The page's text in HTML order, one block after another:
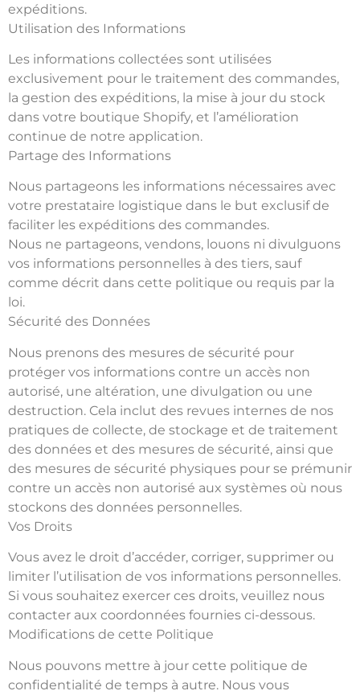
expéditions.
Utilisation des Informations
Les informations collectées sont utilisées
exclusivement pour le traitement des commandes,
la gestion des expéditions, la mise à jour du stock
dans votre boutique Shopify, et l’amélioration
continue de notre application.
Partage des Informations
Nous partageons les informations nécessaires avec
votre prestataire logistique dans le but exclusif de
faciliter les expéditions des commandes.
Nous ne partageons, vendons, louons ni divulguons
vos informations personnelles à des tiers, sauf
comme décrit dans cette politique ou requis par la
loi.
Sécurité des Données
Nous prenons des mesures de sécurité pour
protéger vos informations contre un accès non
autorisé, une altération, une divulgation ou une
destruction. Cela inclut des revues internes de nos
pratiques de collecte, de stockage et de traitement
des données et des mesures de sécurité, ainsi que
des mesures de sécurité physiques pour se prémunir
contre un accès non autorisé aux systèmes où nous
stockons des données personnelles.
Vos Droits
Vous avez le droit d’accéder, corriger, supprimer ou
limiter l’utilisation de vos informations personnelles.
Si vous souhaitez exercer ces droits, veuillez nous
contacter aux coordonnées fournies ci-dessous.
Modifications de cette Politique
Nous pouvons mettre à jour cette politique de
confidentialité de temps à autre. Nous vous